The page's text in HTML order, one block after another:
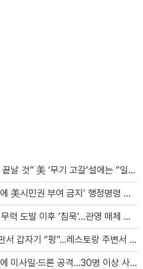
” 美 ‘무기 고갈’설에는 “일부는 빠듯”
시민권 부여 금지’ 행정명령 서명
발 이후 ‘침묵’…관영 매체 보도 없어
스토랑 주변서 사제 폭탄 폭발해 20여 명 사상 [현장영상]
미사일·드론 공격…30명 이상 사망